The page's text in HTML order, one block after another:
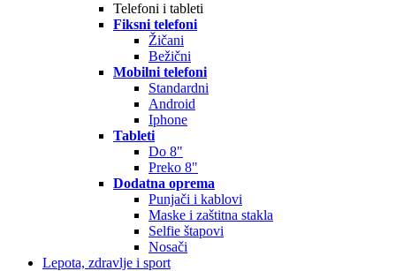
Telefoni i tableti
Fiksni telefoni
Žičani
Bežični
Mobilni telefoni
Standardni
Android
Iphone
Tableti
Do 8"
Preko 8"
Dodatna oprema
Punjači i kablovi
Maske i zaštitna stakla
Selfie štapovi
Nosači
Lepota, zdravlje i sport